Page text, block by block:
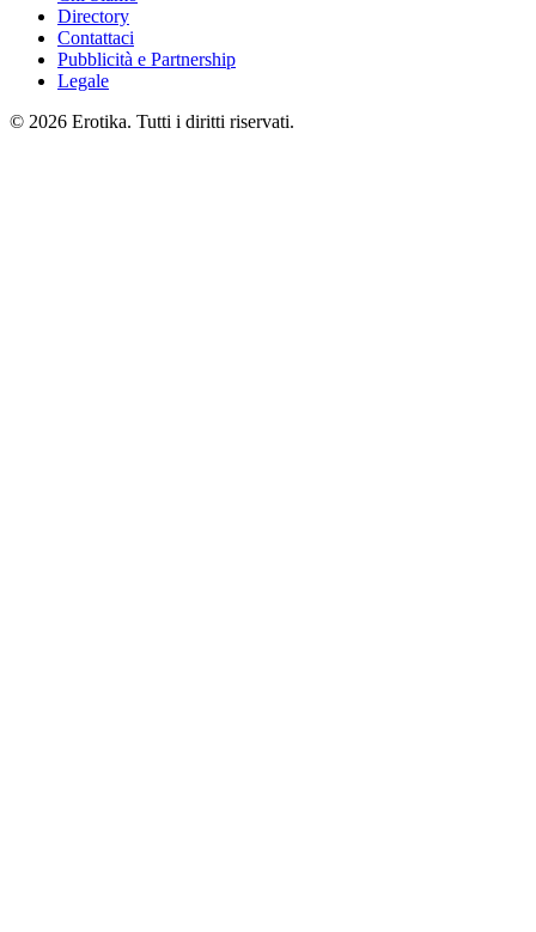
Directory
Contattaci
Pubblicità e Partnership
Legale
© 2026 Erotika. Tutti i diritti riservati.